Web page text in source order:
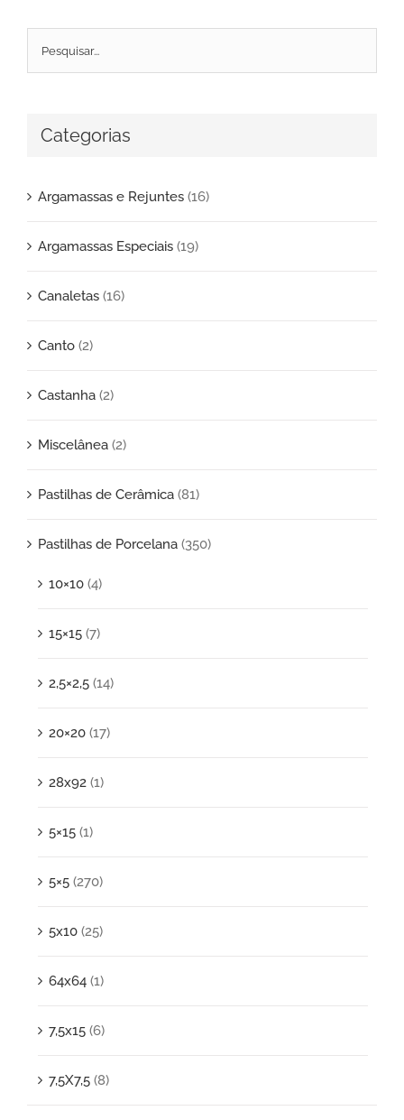
Categorias
Argamassas e Rejuntes (16)
Argamassas Especiais (19)
Canaletas (16)
Canto (2)
Castanha (2)
Miscelânea (2)
Pastilhas de Cerâmica (81)
Pastilhas de Porcelana (350)
10×10 (4)
15×15 (7)
2,5×2,5 (14)
20×20 (17)
28x92 (1)
5×15 (1)
5×5 (270)
5x10 (25)
64x64 (1)
7,5x15 (6)
7,5X7,5 (8)